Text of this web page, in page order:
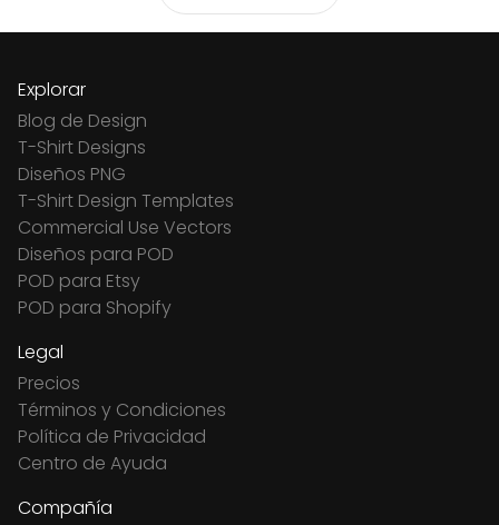
Explorar
Blog de Design
T-Shirt Designs
Diseños PNG
T-Shirt Design Templates
Commercial Use Vectors
Diseños para POD
POD para Etsy
POD para Shopify
Legal
Precios
Términos y Condiciones
Política de Privacidad
Centro de Ayuda
Compañía